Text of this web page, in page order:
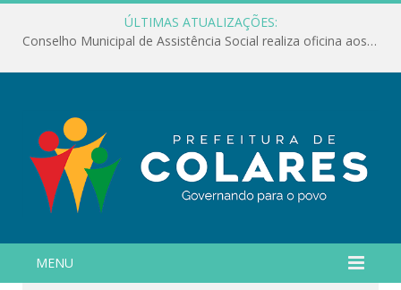
ÚLTIMAS ATUALIZAÇÕES:
Conselho Municipal de Assistência Social realiza oficina aos servidores
MENU